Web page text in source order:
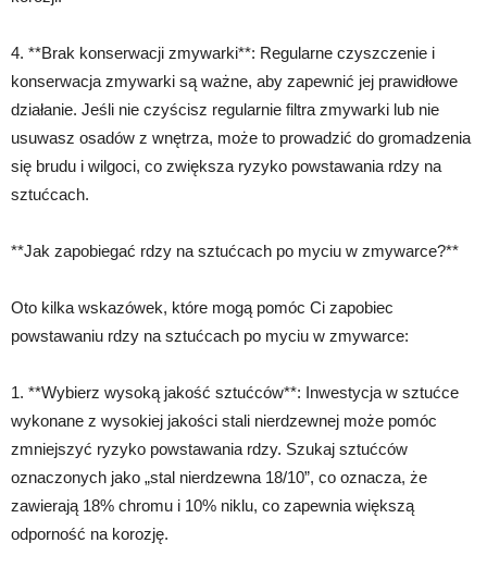
4. **Brak konserwacji zmywarki**: Regularne czyszczenie i
konserwacja zmywarki są ważne, aby zapewnić jej prawidłowe
działanie. Jeśli nie czyścisz regularnie filtra zmywarki lub nie
usuwasz osadów z wnętrza, może to prowadzić do gromadzenia
się brudu i wilgoci, co zwiększa ryzyko powstawania rdzy na
sztućcach.
**Jak zapobiegać rdzy na sztućcach po myciu w zmywarce?**
Oto kilka wskazówek, które mogą pomóc Ci zapobiec
powstawaniu rdzy na sztućcach po myciu w zmywarce:
1. **Wybierz wysoką jakość sztućców**: Inwestycja w sztućce
wykonane z wysokiej jakości stali nierdzewnej może pomóc
zmniejszyć ryzyko powstawania rdzy. Szukaj sztućców
oznaczonych jako „stal nierdzewna 18/10”, co oznacza, że
zawierają 18% chromu i 10% niklu, co zapewnia większą
odporność na korozję.